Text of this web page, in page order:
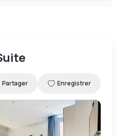
Partager Enregistrer